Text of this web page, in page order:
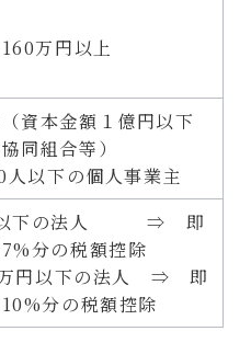
万円以上
資本金額１億円以下
同組合等）
以下の個人事業主
以下の法人 ⇒ 即
分の税額控除
万円以下の法人 ⇒ 即
分の税額控除